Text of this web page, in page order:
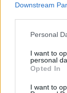
Downstream
Please note
not limited to
grant or deny
use your data
consent section.
Personal
I want to
personal
Opted In
I want to